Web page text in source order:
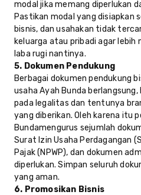
modal jika memang diperlukan
Pastikan modal yang disiapkan
bisnis, dan usahakan tidak
keluarga atau pribadi agar
laba rugi nantinya.
5. Dokumen Pendukung
Berbagai dokumen pendukung
usaha Ayah Bunda
pada legalitas dan tentunya
yang diberikan. Oleh karena itu
Bundamengurus sejumlah
Surat Izin Usaha Perdagangan
Pajak (NPWP), dan dokumen
diperlukan. Simpan seluruh
yang aman.
6. Promosikan Bisnis